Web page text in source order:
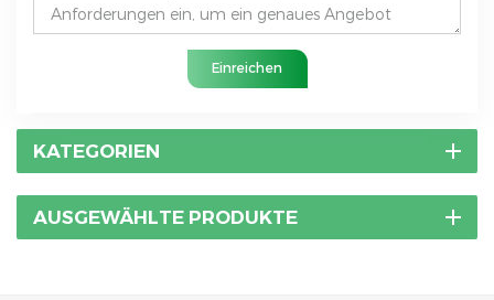
Einreichen
KATEGORIEN
AUSGEWÄHLTE PRODUKTE